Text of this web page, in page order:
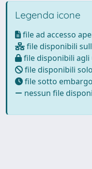
Legenda icone
file ad accesso
file disponibili
file disponibili
file disponibili
file sotto embargo
nessun file